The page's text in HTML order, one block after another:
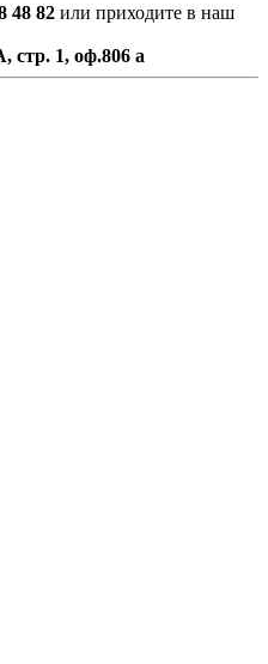
48 82 или приходите в наш
стр. 1, оф.806 а